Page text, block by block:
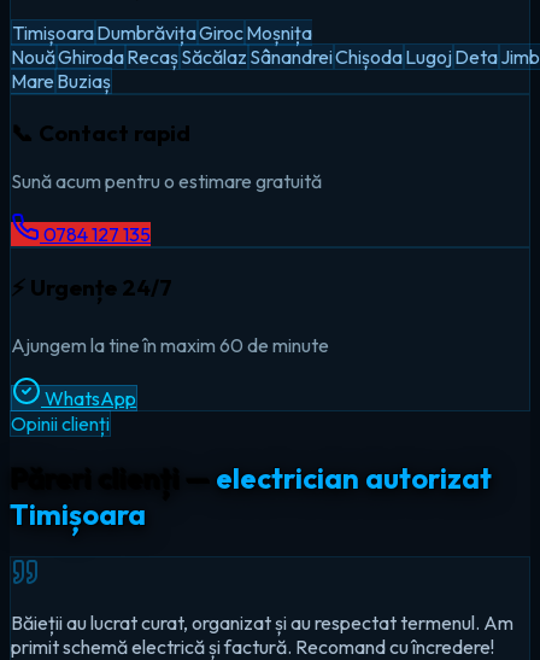
TimișoaraDumbrăvițaGirocMoșnița
NouăGhirodaRecașSăcălaz SânandreiChișodaLugojDeta
Mare Buziaș
📞 Contact rapid
Sună acum pentru o estimare gratuită
0784 127 135
⚡ Urgențe 24/7
Ajungem la tine în maxim 60 de minute
WhatsApp
Opinii clienți
electrician autorizat
Timișoara
Au înlocuit tabloul vechi cu unul modern, cu siguranțe
diferențiale. Explicații clare, preț corect, execuție